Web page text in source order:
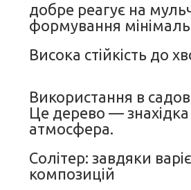
добре реагує на
формування
Висока стійкість до
Використання в
Це дерево — знахідка
атмосфера.
Солітер: завдяки
композицій